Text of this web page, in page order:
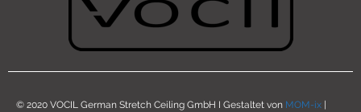
© 2020 VOCIL German Stretch Ceiling GmbH I Gestaltet von MOM-ix